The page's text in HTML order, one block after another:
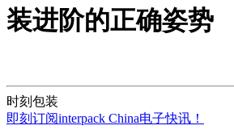
装进阶的正确姿势
时刻包装
即刻订阅interpack China电子快讯！